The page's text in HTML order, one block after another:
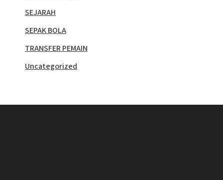
SEJARAH
SEPAK BOLA
TRANSFER PEMAIN
Uncategorized